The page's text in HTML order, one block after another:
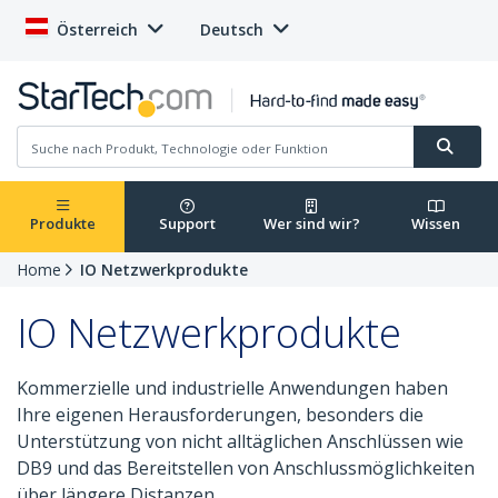
Österreich Deutsch
Produkte Support Wer sind wir? Wissen
Home IO Netzwerkprodukte
IO Netzwerkprodukte
Kommerzielle und industrielle Anwendungen haben
Ihre eigenen Herausforderungen, besonders die
Unterstützung von nicht alltäglichen Anschlüssen wie
DB9 und das Bereitstellen von Anschlussmöglichkeiten